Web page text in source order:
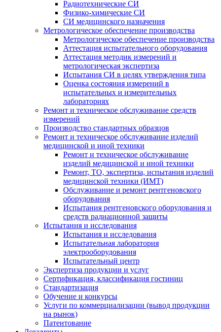
Радиотехнические СИ
Физико-химические СИ
СИ медицинского назначения
Метрологическое обеспечение производства
Метрологическое обеспечение производства
Аттестация испытательного оборудования
Аттестация методик измерений и
метрологическая экспертиза
Испытания СИ в целях утверждения типа
Оценка состояния измерений в
испытательных и измерительных
лабораториях
Ремонт и техническое обслуживание средств
измерений
Производство стандартных образцов
Ремонт и техническое обслуживание изделий
медицинской и иной техники
Ремонт и техническое обслуживание
изделий медицинской и иной техники
Ремонт, ТО, экспертиза, испытания изделий
медицинской техники (ИМТ)
Обслуживание и ремонт рентгеновского
оборудования
Испытания рентгеновского оборудования и
средств радиационной защиты
Испытания и исследования
Испытания и исследования
Испытательная лаборатория
электрооборудования
Испытательный центр
Экспертиза продукции и услуг
Сертификация, классификация гостиниц
Стандартизация
Обучение и конкурсы
Услуги по коммерциализации (вывод продукции
на рынок)
Патентование